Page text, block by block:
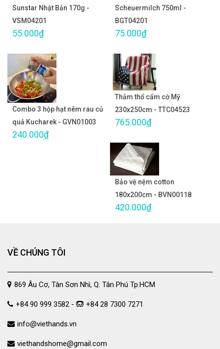
Sunstar Nhật Bản 170g -
VSM04201
55.000₫
Scheuermilch 750ml -
BGT04201
75.000₫
Combo 3 hộp hạt nêm rau củ
quả Kucharek - GVN01003
240.000₫
Thảm thổ cẩm cờ Mỹ
230x250cm - TTC04523
765.000₫
Bảo vệ nệm cotton
180x200cm - BVN00118
420.000₫
VỀ CHÚNG TÔI
869 Âu Cơ, Tân Sơn Nhì, Q. Tân Phú Tp.HCM
+84 90 999 3582 - +84 28 7300 7271
info@viethands.vn
viethandshome@gmail.com